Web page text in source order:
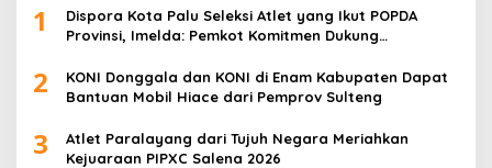
1
Dispora Kota Palu Seleksi Atlet yang Ikut POPDA
Provinsi, Imelda: Pemkot Komitmen Dukung
2
KONI Donggala dan KONI di Enam Kabupaten Dapat
Bantuan Mobil Hiace dari Pemprov Sulteng
3
Atlet Paralayang dari Tujuh Negara Meriahkan
Kejuaraan PIPXC Salena 2026